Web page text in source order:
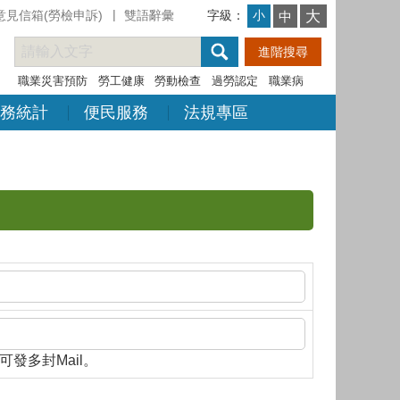
見信箱(勞檢申訴) 雙語辭彙 字級： 小 中 大
職業災害預防 勞工健康 勞動檢查 過勞認定 職業病
統計 便民服務 法規專區
發多封Mail。